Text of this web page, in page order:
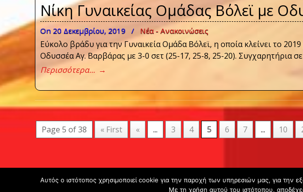
Νίκη Γυναικείας Oμάδας Βόλεϊ με
On 20 Δεκεμβρίου, 2019 / Νέα - Ανακοινώσεις
Εύκολο βράδυ για την Γυναικεία Oμάδα Bόλεϊ, η οποία κλείνει το
Οδυσσέα Αγ. Βαρβάρας με 3-0 σετ (25-17, 25-8, 25-20). Συγχαρητήρια
Περισσότερα... →
Page 5 of 38 « First « ... 3 4 5 6 7 ... 10
Copyright ©
Αυτός ο ιστότοπος χρησιμοποιεί cookie για την παροχή των υπηρεσιών μας, για την
Με τη χρήση αυτού του ιστότοπου,